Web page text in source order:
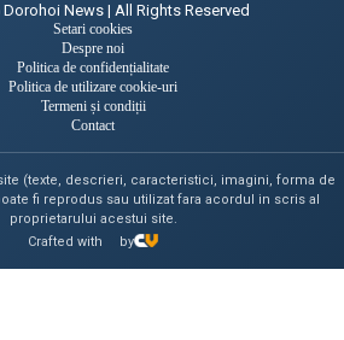
Dorohoi News | All Rights Reserved
Setari cookies
Despre noi
Politica de confidențialitate
Politica de utilizare cookie-uri
Termeni și condiții
Contact
(texte, descrieri, caracteristici, imagini, forma de
fi reprodus sau utilizat fara acordul in scris al
proprietarului acestui site.
Crafted with
by